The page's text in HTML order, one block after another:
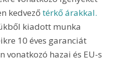
kedvező térkő árakkal.
kiadott munka
10 éves garanciát
vonatkozó hazai és EU-s